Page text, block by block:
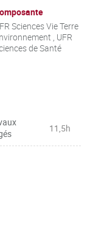
Sciences Vie Terre
, UFR
de Santé
11,5h